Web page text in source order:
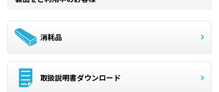
消耗品
取扱説明書ダウンロード